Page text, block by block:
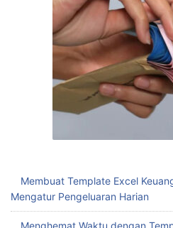
Membuat Template Excel
Mengatur Pengeluaran Harian